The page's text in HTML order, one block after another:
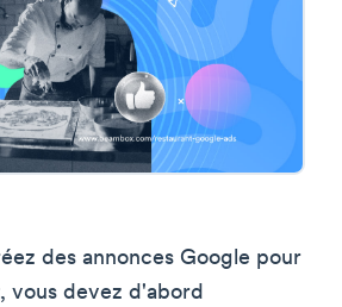
des annonces Google pour
vous devez d'abord